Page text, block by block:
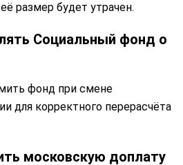
размер будет утрачен.
Социальный фонд о
фонд при смене
для корректного перерасчёта
московскую доплату